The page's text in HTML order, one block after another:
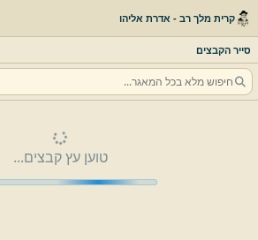
קרית מלך רב - אדרת אליהו
סייר הקבצים
טוען עץ קבצים...